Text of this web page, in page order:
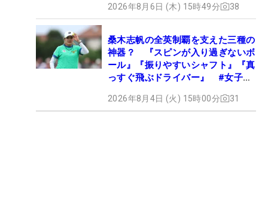
2026年8月6日 (木) 15時49分 38
桑木志帆の全英制覇を支えた三種の
神器？ 『スピンが入り過ぎないボ
ール』『振りやすいシャフト』『真
っすぐ飛ぶドライバー』 #女子プ
2026年8月4日 (火) 15時00分 31